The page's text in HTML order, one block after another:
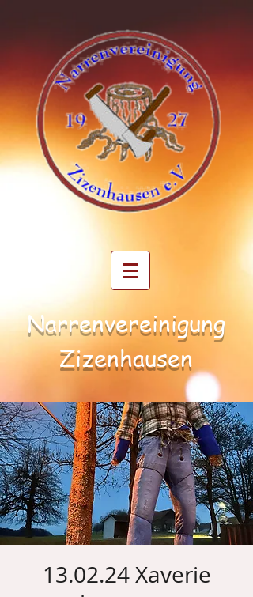
Narrenvereinigung
Zizenhausen
13.02.24 Xaverie